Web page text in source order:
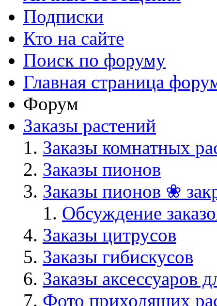
Подписки
Кто на сайте
Поиск по форуму
Главная страница
Форум
Заказы растений
Заказы комнатных
Заказы пионов
Заказы пионов ❀
Обсуждение
Заказы цитрусов
Заказы гибискусов
Заказы аксессуаров
Фото приходящих